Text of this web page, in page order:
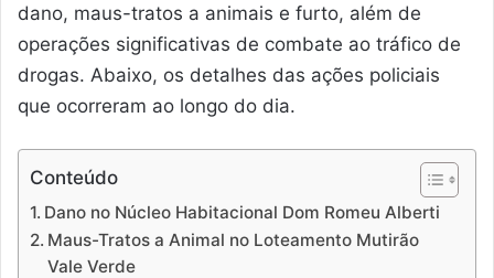
dano, maus-tratos a animais e furto, além de
operações significativas de combate ao tráfico de
drogas. Abaixo, os detalhes das ações policiais
que ocorreram ao longo do dia.
Conteúdo
Dano no Núcleo Habitacional Dom Romeu Alberti
Maus-Tratos a Animal no Loteamento Mutirão
Vale Verde